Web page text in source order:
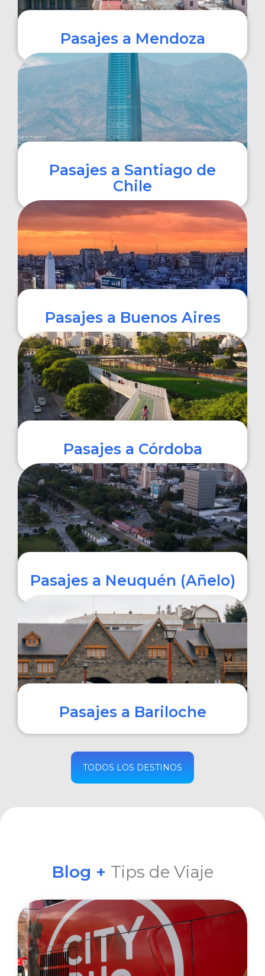
Pasajes a Mendoza
COMPRAR
Pasajes a Santiago de
Chile
Pasajes a Buenos Aires
COMPRAR
Pasajes a Córdoba
COMPRAR
Pasajes a Neuquén (Añelo)
COMPRAR
Pasajes a Bariloche
COMPRAR
TODOS LOS DESTINOS
Blog + Tips de Viaje